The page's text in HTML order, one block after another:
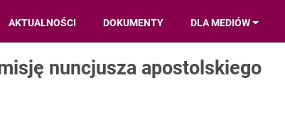
AKTUALNOŚCI DOKUMENTY DLA MEDIÓW
nuncjusza apostolskiego